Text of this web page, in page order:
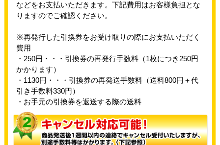
などをお支払いただきます。下記費用はお客様負担とな
りますのでご確認ください。
※再発行した引換券をお受け取りの際にお支払いただく
費用
・250円・・・引換券の再発行手数料（1枚につき250円
かかります）
・1130円・・・引換券の再発送手数料（送料800円＋代
引き手数料330円）
・お手元の引換券を返送する際の送料